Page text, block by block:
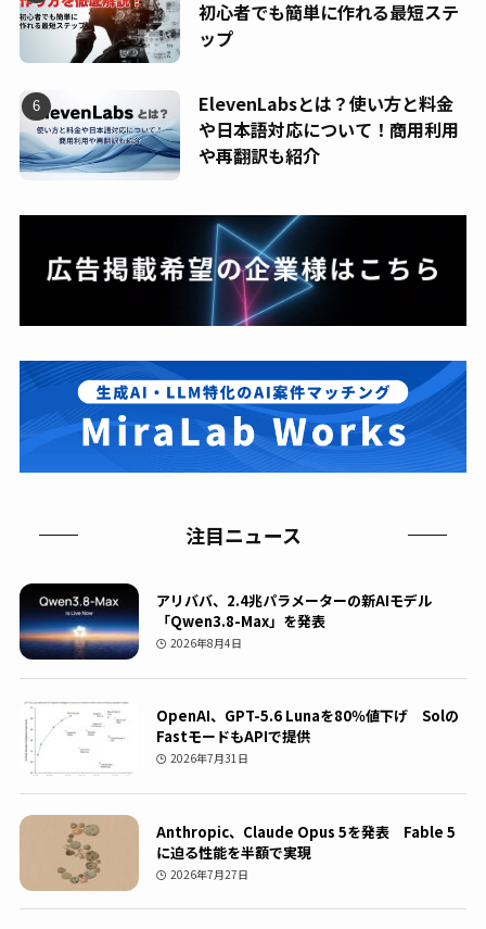
初心者でも簡単に作れる最短ステ
ップ
ElevenLabsとは？使い方と料金
や日本語対応について！商用利用
や再翻訳も紹介
注目ニュース
アリババ、2.4兆パラメーターの新AIモデル
「Qwen3.8-Max」を発表
2026年8月4日
OpenAI、GPT-5.6 Lunaを80％値下げ Solの
FastモードもAPIで提供
2026年7月31日
Anthropic、Claude Opus 5を発表 Fable 5
に迫る性能を半額で実現
2026年7月27日